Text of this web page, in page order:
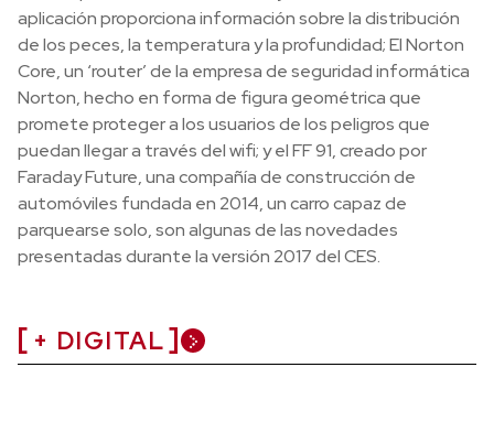
aplicación proporciona información sobre la distribución
de los peces, la temperatura y la profundidad; El Norton
Core, un ‘router’ de la empresa de seguridad informática
Norton, hecho en forma de figura geométrica que
promete proteger a los usuarios de los peligros que
puedan llegar a través del wifi; y el FF 91, creado por
Faraday Future, una compañía de construcción de
automóviles fundada en 2014, un carro capaz de
parquearse solo, son algunas de las novedades
presentadas durante la versión 2017 del CES.
+ DIGITAL